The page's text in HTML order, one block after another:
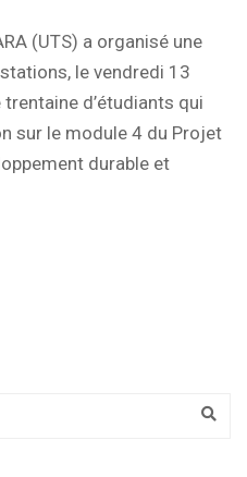
(UTS) a organisé une
le vendredi 13
d’étudiants qui
sur le module 4 du Projet
durable et